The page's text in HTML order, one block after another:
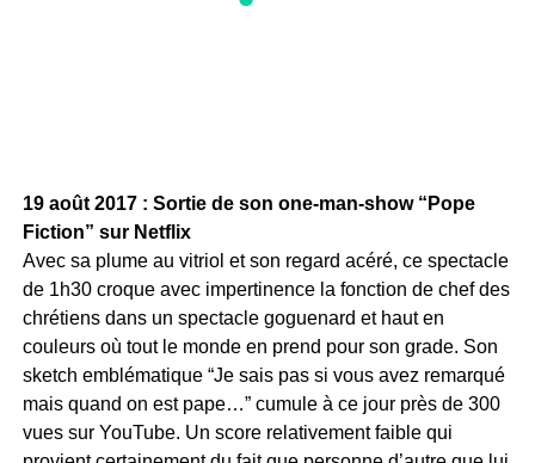
19 août 2017 : Sortie de son one-man-show “Pope
Fiction” sur Netflix
Avec sa plume au vitriol et son regard acéré, ce spectacle
de 1h30 croque avec impertinence la fonction de chef des
chrétiens dans un spectacle goguenard et haut en
couleurs où tout le monde en prend pour son grade. Son
sketch emblématique “Je sais pas si vous avez remarqué
mais quand on est pape…” cumule à ce jour près de 300
vues sur YouTube. Un score relativement faible qui